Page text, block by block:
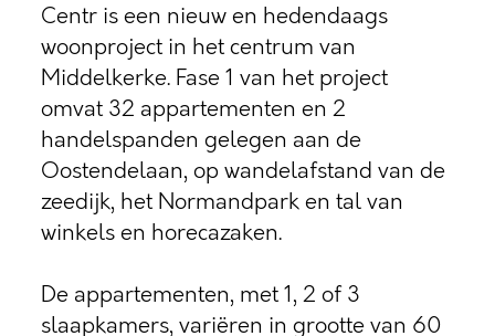
Centr is een nieuw en hedendaags
woonproject in het centrum van
Middelkerke. Fase 1 van het project
omvat 32 appartementen en 2
handelspanden gelegen aan de
Oostendelaan, op wandelafstand van de
zeedijk, het Normandpark en tal van
winkels en horecazaken.
De appartementen, met 1, 2 of 3
slaapkamers, variëren in grootte van 60